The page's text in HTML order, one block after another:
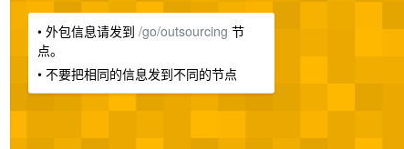
• 外包信息请发到 /go/outsourcing 节
点。
• 不要把相同的信息发到不同的节点